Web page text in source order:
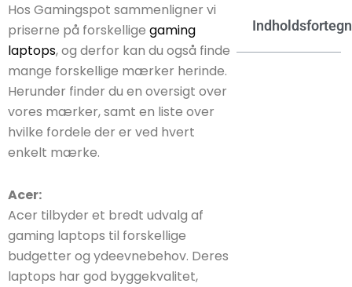
Hos Gamingspot sammenligner vi
priserne på forskellige gaming
laptops, og derfor kan du også finde
mange forskellige mærker herinde.
Herunder finder du en oversigt over
vores mærker, samt en liste over
hvilke fordele der er ved hvert
enkelt mærke.
Acer:
Acer tilbyder et bredt udvalg af
gaming laptops til forskellige
budgetter og ydeevnebehov. Deres
laptops har god byggekvalitet,